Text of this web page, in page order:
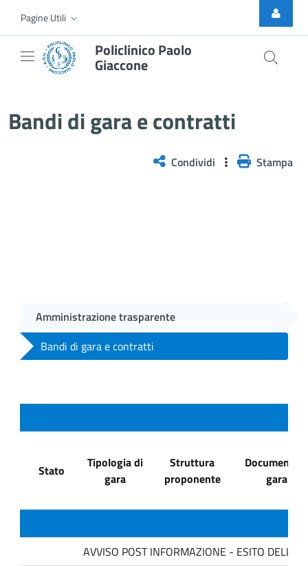
Skip to Main Content
Pagine Utili
Policlinico Paolo
Giaccone
Bandi di gara e contratti
Condividi Stampa
Amministrazione trasparente
Bandi di gara e contratti
Stato
Tipologia di
gara
Struttura
proponente
Documenti di
gara
AVVISO POST INFORMAZIONE - ESITO